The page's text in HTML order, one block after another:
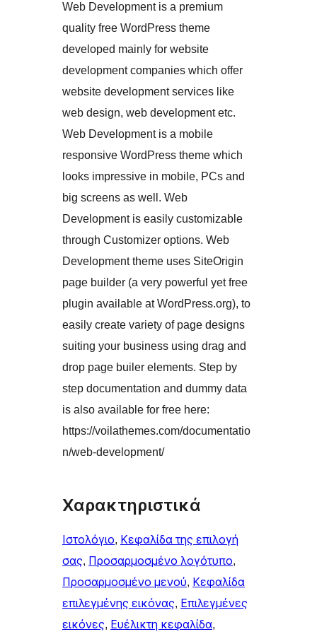
Web Development is a premium
quality free WordPress theme
developed mainly for website
development companies which offer
website development services like
web design, web development etc.
Web Development is a mobile
responsive WordPress theme which
looks impressive in mobile, PCs and
big screens as well. Web
Development is easily customizable
through Customizer options. Web
Development theme uses SiteOrigin
page builder (a very powerful yet free
plugin available at WordPress.org), to
easily create variety of page designs
suiting your business using drag and
drop page builer elements. Step by
step documentation and dummy data
is also available for free here:
https://voilathemes.com/documentatio
n/web-development/
Χαρακτηριστικά
Ιστολόγιο, Κεφαλίδα της επιλογή
σας, Προσαρμοσμένο λογότυπο
Προσαρμοσμένο μενού, Κεφαλίδα
επιλεγμένης εικόνας, Επιλεγμένες
εικόνες, Ευέλικτη κεφαλίδα